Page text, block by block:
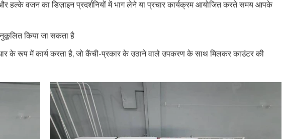
वजन का डिज़ाइन प्रदर्शनियों में भाग लेने या प्रचार कार्यक्रम आयोजित करते समय आपके
किया जा सकता है
के रूप में कार्य करता है, जो कैंची-प्रकार के उठाने वाले उपकरण के साथ मिलकर काउंटर की